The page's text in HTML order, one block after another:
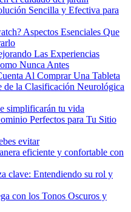
Sencilla y Efectiva para
Aspectos Esenciales Que
Las Experiencias
Nunca Antes
Al Comprar Una Tableta
de la Clasificación Neurológica
simplificarán tu vida
Perfectos para Tu Sitio
evitar
eficiente y confortable con
clave: Entendiendo su rol y
con los Tonos Oscuros y